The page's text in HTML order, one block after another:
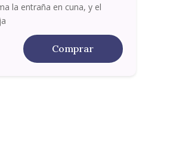
la entraña en cuna, y el
Comprar